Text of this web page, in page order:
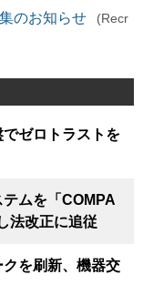
のお知らせ
(Recr
ゼロトラストを
ムを「COMPA
法改正に追従
を刷新、機器交